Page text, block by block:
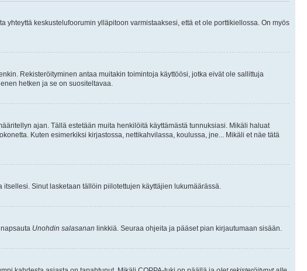
keskustelufoorumin ylläpitoon varmistaaksesi, että et ole porttikiellossa. On myös
Rekisteröityminen antaa muitakin toimintoja käyttöösi, jotka eivät ole sallittuja
hetken ja se on suositeltavaa.
ajan. Tällä estetään muita henkilöitä käyttämästä tunnuksiasi. Mikäli haluat
Kuten esimerkiksi kirjastossa, nettikahvilassa, koulussa, jne... Mikäli et näe tätä
itsellesi. Sinut lasketaan tällöin piilotettujen käyttäjien lukumäärässä.
Unohdin salasanan linkkiä. Seuraa ohjeita ja pääset pian kirjautumaan sisään.